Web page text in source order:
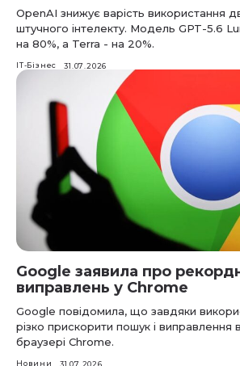
OpenAI знижує варість використання
штучного інтелекту. Модель GPT-5.6
на 80%, а Terra - на 20%.
IT-Бізнес 31.07.2026
Google заявила про
виправлень у Chrome
Google повідомила, що завдяки
різко прискорити пошук і виправлення
браузері Chrome.
Новини 31.07.2026